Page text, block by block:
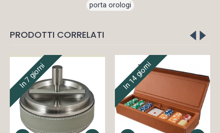
porta orologi
PRODOTTI CORRELATI
In 7 giorni In 14 giorni